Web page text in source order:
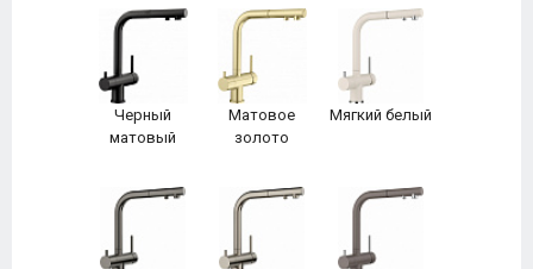
Черный
матовый
Матовое
золото
Мягкий белый